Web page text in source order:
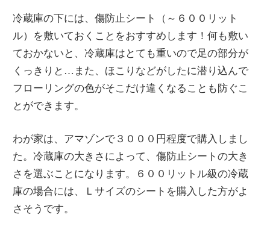
冷蔵庫の下には、傷防止シート（～６００リット
ル）を敷いておくことをおすすめします！何も敷い
ておかないと、冷蔵庫はとても重いので足の部分が
くっきりと…また、ほこりなどがしたに潜り込んで
フローリングの色がそこだけ違くなることも防ぐこ
とができます。
わが家は、アマゾンで３０００円程度で購入しまし
た。冷蔵庫の大きさによって、傷防止シートの大き
さを選ぶことになります。６００リットル級の冷蔵
庫の場合には、Ｌサイズのシートを購入した方がよ
さそうです。